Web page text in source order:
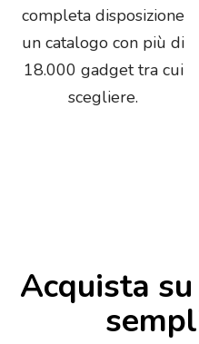
completa disposizione
un catalogo con più di
18.000 gadget tra cui
scegliere.
Acquista